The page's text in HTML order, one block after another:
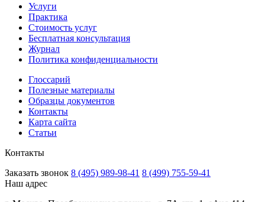
Услуги
Практика
Стоимость услуг
Бесплатная консультация
Журнал
Политика конфиденциальности
Глоссарий
Полезные материалы
Образцы документов
Контакты
Карта сайта
Статьи
Контакты
Заказать звонок 8 (495) 989-98-41 8 (499) 755-59-41
Наш адрес